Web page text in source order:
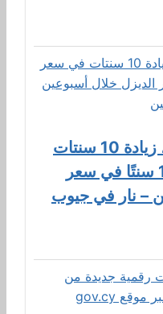
ارتفاع أسعار الوقود، زيادة 10 سنتات
في سعر البنزين و15 سنتًا في سعر
– نار في جيوب